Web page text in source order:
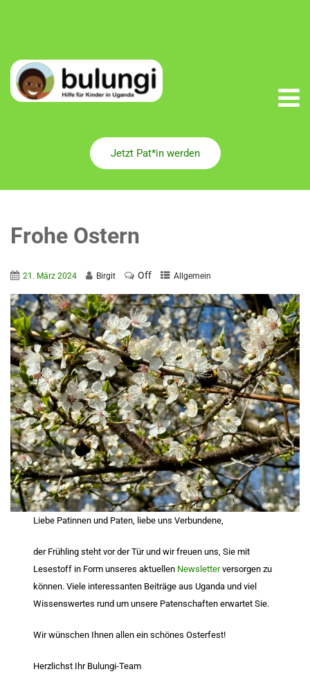
Jetzt Pat*in werden
Frohe Ostern
21. März 2024 Birgit Off Allgemein
Liebe Patinnen und Paten, liebe uns Verbundene,
der Frühling steht vor der Tür und wir freuen uns, Sie mit
Lesestoff in Form unseres aktuellen Newsletterversorgen zu
können. Viele interessanten Beiträge aus Uganda und viel
Wissenswertes rund um unsere Patenschaften erwartet Sie.
Wir wünschen Ihnen allen ein schönes Osterfest!
Herzlichst Ihr Bulungi-Team